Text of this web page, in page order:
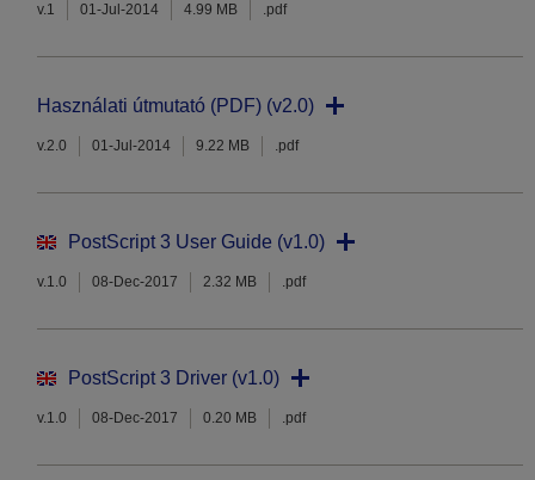
v.1 01-Jul-2014 4.99 MB .pdf
Használati útmutató (PDF) (v2.0)
v.2.0 01-Jul-2014 9.22 MB .pdf
PostScript 3 User Guide (v1.0)
v.1.0 08-Dec-2017 2.32 MB .pdf
PostScript 3 Driver (v1.0)
v.1.0 08-Dec-2017 0.20 MB .pdf